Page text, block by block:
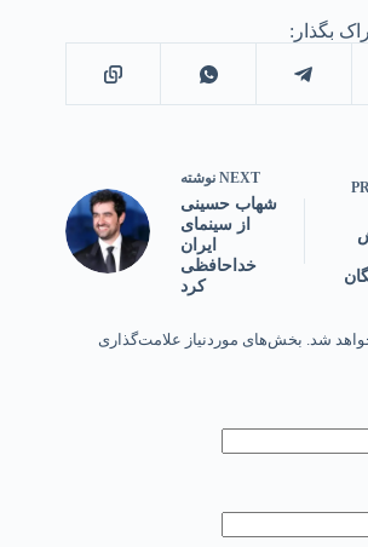
بگذار:
NEXT نوشته
شهاب حسینی
از سینمای
ایران
خداحافظی
کرد
شد. بخش‌های موردنیاز علامت‌گذاری